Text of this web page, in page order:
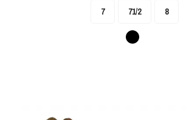
7 71/2 8
Noir